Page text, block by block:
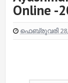
Online -
ഫെബ്രുവരി 28,